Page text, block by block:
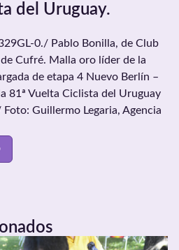
del Uruguay.
0./ Pablo Bonilla, de Club
Cufré. Malla oro líder de la
de etapa 4 Nuevo Berlín –
81ª Vuelta Ciclista del Uruguay
Guillermo Legaria, Agencia